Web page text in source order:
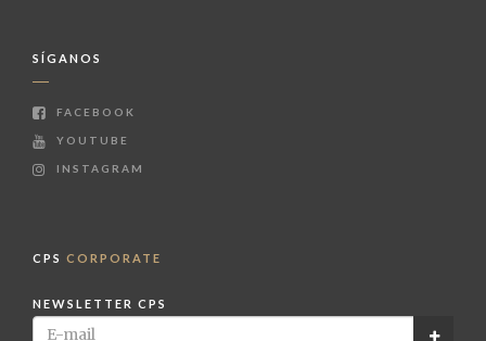
SÍGANOS
FACEBOOK
YOUTUBE
INSTAGRAM
CPS CORPORATE
NEWSLETTER CPS